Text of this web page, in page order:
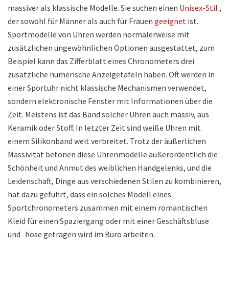
massiver als klassische Modelle. Sie suchen einen Unisex-Stil ,
der sowohl für Männer als auch für Frauen geeignet ist.
Sportmodelle von Uhren werden normalerweise mit
zusätzlichen ungewöhnlichen Optionen ausgestattet, zum
Beispiel kann das Zifferblatt eines Chronometers drei
zusätzliche numerische Anzeigetafeln haben. Oft werden in
einer Sportuhr nicht klassische Mechanismen verwendet,
sondern elektronische Fenster mit Informationen über die
Zeit. Meistens ist das Band solcher Uhren auch massiv, aus
Keramik oder Stoff. In letzter Zeit sind weiße Uhren mit
einem Silikonband weit verbreitet. Trotz der äußerlichen
Massivität betonen diese Uhrenmodelle außerordentlich die
Schönheit und Anmut des weiblichen Handgelenks, und die
Leidenschaft, Dinge aus verschiedenen Stilen zu kombinieren,
hat dazu geführt, dass ein solches Modell eines
Sportchronometers zusammen mit einem romantischen
Kleid für einen Spaziergang oder mit einer Geschäftsbluse
und -hose getragen wird im Büro arbeiten.